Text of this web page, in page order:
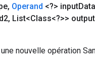
, Operand <?> input
, List<Class<?>> output
nouvelle opération